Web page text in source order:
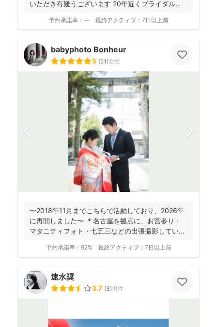
いただき有難うございます 20年近くブライダルの
予約承諾率： -- 最終アクティブ： 7日以上前
babyphoto Bonheur
5 (21)女性
〜2018年11月までこちらで活動しており、2026年
に再開しました〜 * 名古屋を拠点に、お宮参り・
マタニティフォト・七五三などの出張撮影してい...
予約承諾率： 92% 最終アクティブ： 7日以上前
速水奨
3.7 (3)男性